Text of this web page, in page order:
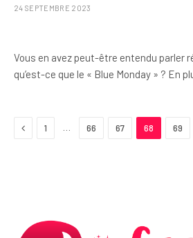
24 SEPTEMBRE 2023
Vous en avez peut-être entendu parler
qu’est-ce que le « Blue Monday » ? En
Previous
1 66 67 68 69